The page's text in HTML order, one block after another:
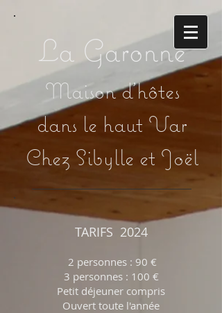
La Garonne
Maison d'hôtes
dans le haut Var
Chez Sibylle et Joël
TARIFS 2024
2 personnes : 90 €
3 personnes : 100 €
Petit déjeuner compris
Ouvert toute l'année